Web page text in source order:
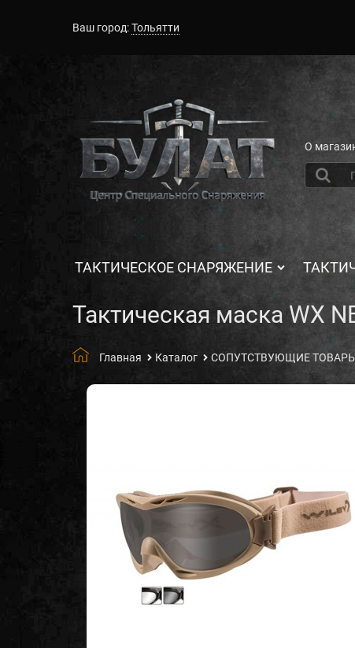
Ваш город:Тольятти
О
ТАКТИЧЕСКОЕ СНАРЯЖЕНИЕ
Тактическая маска WX
Главная Каталог СОПУТСТВУЮЩИЕ